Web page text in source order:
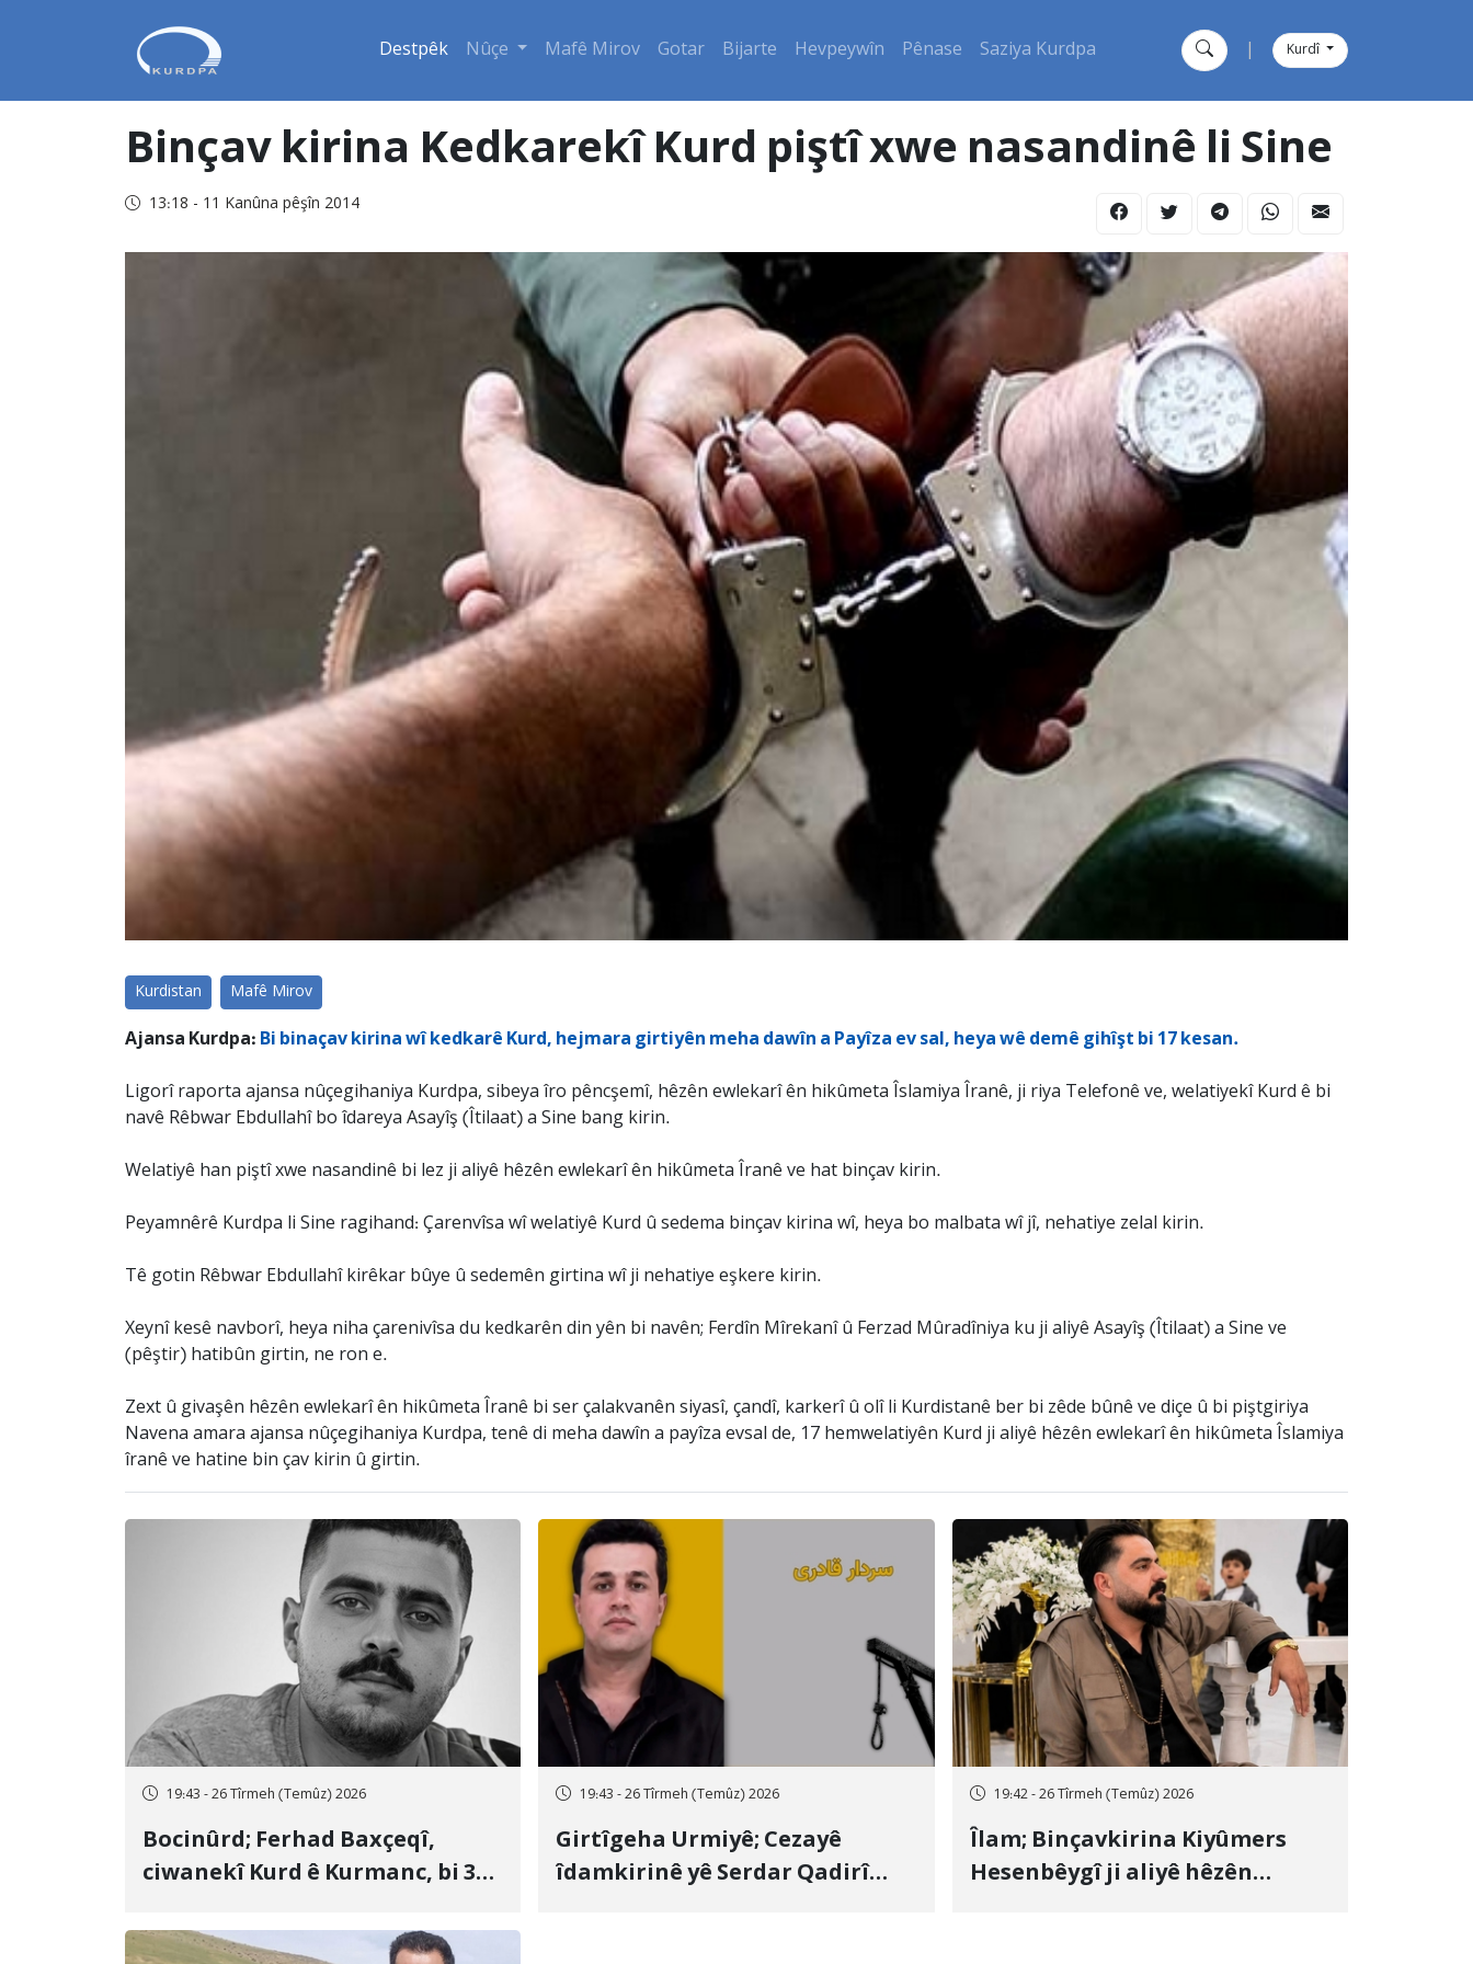
Destpêk Nûçe Mafê Mirov Gotar Bijarte Hevpeywîn Pênase Saziya Kurdpa Kurdî
Binçav kirina Kedkarekî Kurd piştî xwe nasandinê li Sine
13:18 - 11 Kanûna pêşîn 2014
Kurdistan Mafê Mirov
Ajansa Kurdpa: Bi binaçav kirina wî kedkarê Kurd, hejmara girtiyên meha dawîn a Payîza ev sal, heya wê demê gihîşt bi 17 kesan.
Ligorî raporta ajansa nûçegihaniya Kurdpa, sibeya îro pêncşemî, hêzên ewlekarî ên hikûmeta Îslamiya Îranê, ji riya Telefonê ve, welatiyekî Kurd ê bi
navê Rêbwar Ebdullahî bo îdareya Asayîş (Îtilaat) a Sine bang kirin.
Welatiyê han piştî xwe nasandinê bi lez ji aliyê hêzên ewlekarî ên hikûmeta Îranê ve hat binçav kirin.
Peyamnêrê Kurdpa li Sine ragihand: Çarenvîsa wî welatiyê Kurd û sedema binçav kirina wî, heya bo malbata wî jî, nehatiye zelal kirin.
Tê gotin Rêbwar Ebdullahî kirêkar bûye û sedemên girtina wî ji nehatiye eşkere kirin.
Xeynî kesê navborî, heya niha çarenivîsa du kedkarên din yên bi navên; Ferdîn Mîrekanî û Ferzad Mûradîniya ku ji aliyê Asayîş (Îtilaat) a Sine ve
(pêştir) hatibûn girtin, ne ron e.
Zext û givaşên hêzên ewlekarî ên hikûmeta Îranê bi ser çalakvanên siyasî, çandî, karkerî û olî li Kurdistanê ber bi zêde bûnê ve diçe û bi piştgiriya
Navena amara ajansa nûçegihaniya Kurdpa, tenê di meha dawîn a payîza evsal de, 17 hemwelatiyên Kurd ji aliyê hêzên ewlekarî ên hikûmeta Îslamiya
îranê ve hatine bin çav kirin û girtin.
19:43 - 26 Tîrmeh (Temûz) 2026
Bocinûrd; Ferhad Baxçeqî,
ciwanekî Kurd ê Kurmanc, bi 3
cezakirin
19:43 - 26 Tîrmeh (Temûz) 2026
Girtîgeha Urmiyê; Cezayê
îdamkirinê yê Serdar Qadirî
19:42 - 26 Tîrmeh (Temûz) 2026
Îlam; Binçavkirina Kiyûmers
Hesenbêygî ji aliyê hêzên